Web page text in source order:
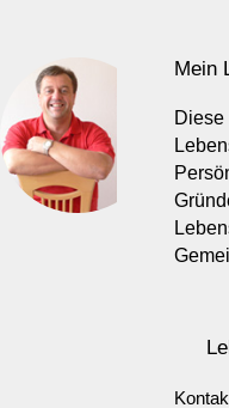
Mein
Diese